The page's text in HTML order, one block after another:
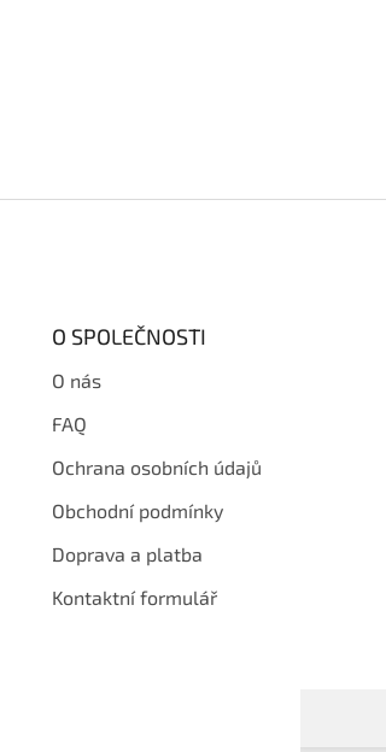
O SPOLEČNOSTI
O nás
FAQ
Ochrana osobních údajů
Obchodní podmínky
Doprava a platba
Kontaktní formulář